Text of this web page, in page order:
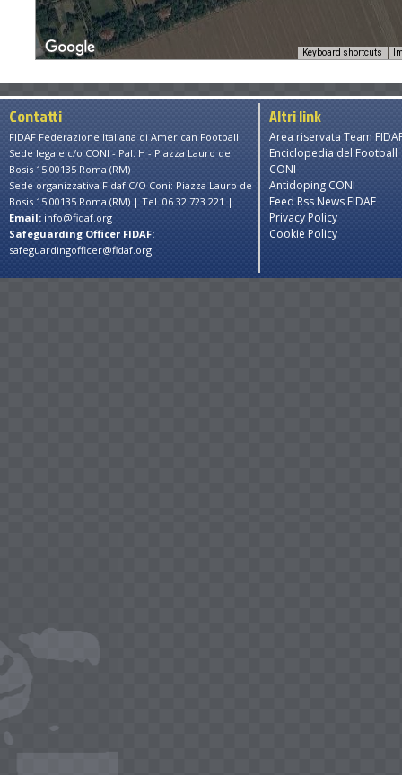
Keyboard shortcuts
Contatti
FIDAF Federazione Italiana di American Football
Sede legale c/o CONI - Pal. H - Piazza Lauro de
Bosis 15 00135 Roma (RM)
Sede organizzativa Fidaf C/O Coni: Piazza Lauro de
Bosis 15 00135 Roma (RM) | Tel. 06.32 723 221 |
Email: info@fidaf.org
Safeguarding Officer FIDAF:
safeguardingofficer@fidaf.org
Altri link
Area riservata Team
Enciclopedia del Football
CONI
Antidoping CONI
Feed Rss News FIDAF
Privacy Policy
Cookie Policy